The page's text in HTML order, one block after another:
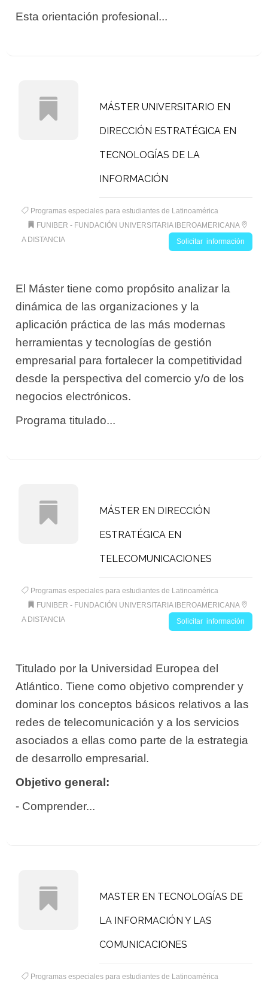
Esta orientación profesional...
MÁSTER UNIVERSITARIO EN
DIRECCIÓN ESTRATÉGICA EN
TECNOLOGÍAS DE LA
INFORMACIÓN
Programas especiales para estudiantes de Latinoamérica
FUNIBER - FUNDACIÓN UNIVERSITARIA IBEROAMERICANA
A DISTANCIA
Solicitar información
El Máster tiene como propósito analizar la
dinámica de las organizaciones y la
aplicación práctica de las más modernas
herramientas y tecnologías de gestión
empresarial para fortalecer la competitividad
desde la perspectiva del comercio y/o de los
negocios electrónicos.
Programa titulado...
MÁSTER EN DIRECCIÓN
ESTRATÉGICA EN
TELECOMUNICACIONES
Programas especiales para estudiantes de Latinoamérica
FUNIBER - FUNDACIÓN UNIVERSITARIA IBEROAMERICANA
A DISTANCIA
Solicitar información
Titulado por la Universidad Europea del
Atlántico. Tiene como objetivo comprender y
dominar los conceptos básicos relativos a las
redes de telecomunicación y a los servicios
asociados a ellas como parte de la estrategia
de desarrollo empresarial.
Objetivo general:
- Comprender...
MASTER EN TECNOLOGÍAS DE
LA INFORMACIÓN Y LAS
COMUNICACIONES
Programas especiales para estudiantes de Latinoamérica